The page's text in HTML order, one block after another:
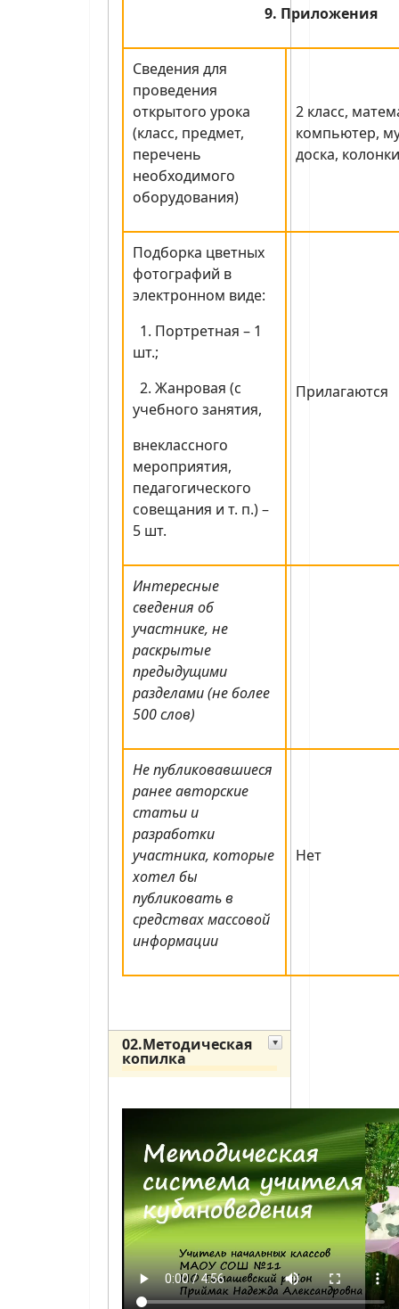
9. Приложения
Сведения для
проведения
открытого урока
(класс, предмет,
перечень
необходимого
оборудования)
2 класс,
компьютер,
доска,
Подборка цветных
фотографий в
электронном виде:
1. Портретная – 1
шт.;
2. Жанровая (с
учебного занятия,
внеклассного
мероприятия,
педагогического
совещания и т. п.) –
5 шт.
Прилагаются
Интересные
сведения об
участнике, не
раскрытые
предыдущими
разделами (не более
500 слов)
Не публиковавшиеся
ранее авторские
статьи и
разработки
участника, которые
хотел бы
публиковать в
средствах массовой
информации
Нет
02.Методическая
копилка